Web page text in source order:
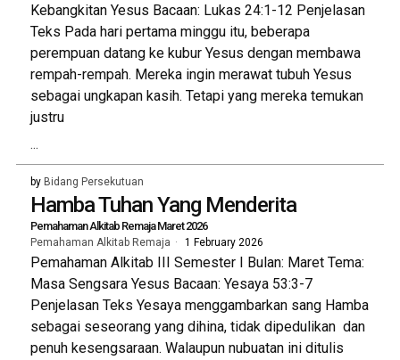
Kebangkitan Yesus Bacaan: Lukas 24:1-12 Penjelasan
Teks Pada hari pertama minggu itu, beberapa
perempuan datang ke kubur Yesus dengan membawa
rempah-rempah. Mereka ingin merawat tubuh Yesus
sebagai ungkapan kasih. Tetapi yang mereka temukan
justru
...
by Bidang Persekutuan
Hamba Tuhan Yang Menderita
Pemahaman Alkitab Remaja Maret 2026
Pemahaman Alkitab Remaja 1 February 2026
Pemahaman Alkitab III Semester I Bulan: Maret Tema:
Masa Sengsara Yesus Bacaan: Yesaya 53:3-7
Penjelasan Teks Yesaya menggambarkan sang Hamba
sebagai seseorang yang dihina, tidak dipedulikan dan
penuh kesengsaraan. Walaupun nubuatan ini ditulis